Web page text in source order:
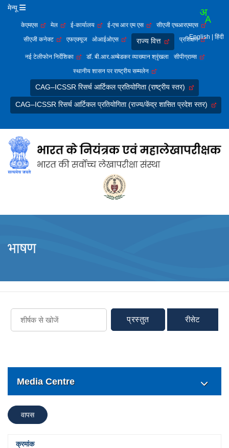
मेन्यू
केएमएस मेल ई-कार्यालय ई-एच आर एम एस
सीएजी एचआरएमएस
सीएजी कनेक्ट
एफएक्यूज ओआईओएस राज्य वित्त प्रशिक्षण
नई टेलीफोन निर्देशिका डॉ. बी.आर.अम्बेडकर व्याख्यान श्रृंखला
सीपीग्राम्स
स्थानीय शासन पर राष्ट्रीय सम्मलेन
CAG–ICSSR रिसर्च आर्टिकल प्रतियोगिता (राष्ट्रीय स्तर)
CAG–ICSSR रिसर्च आर्टिकल प्रतियोगिता (राज्य/केंद्र शासित प्रदेश स्तर)
English | हिंदी
भाषण
प्रस्तुत रीसेट
Media Centre
वापस